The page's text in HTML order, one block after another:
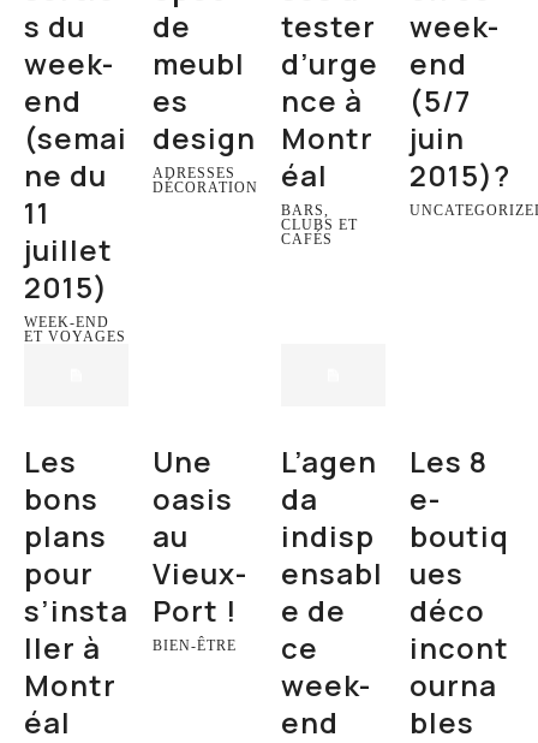
s du
week-
end
(semai
ne du
11
juillet
2015)
WEEK-END
ET VOYAGES
de
meubl
es
design
ADRESSES
DÉCORATION
tester
d’urge
nce à
Montr
éal
BARS,
CLUBS ET
CAFÉS
week-
end
(5/7
juin
2015)?
Les
bons
plans
pour
s’insta
ller à
Montr
éal
Une
oasis
au
Vieux-
Port !
BIEN-ÊTRE
L’agen
da
indisp
ensabl
e de
ce
week-
end
Les 8
e-
boutiq
ues
déco
incont
ourna
bles